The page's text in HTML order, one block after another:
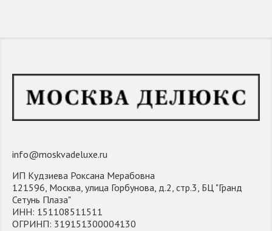
info@moskvadeluxe.ru
ИП Кудзиева Роксана Мерабовна
121596, Москва, улица Горбунова, д.2, стр.3, БЦ "Гранд
Сетунь Плаза"
ИНН: 151108511511
ОГРИНП: 319151300004130